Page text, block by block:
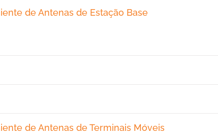
de Antenas de Estação Base
de Antenas de Terminais Móveis